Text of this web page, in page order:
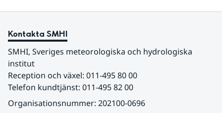
Kontakta SMHI
SMHI, Sveriges meteorologiska och hydrologiska
institut
Reception och växel: 011-495 80 00
Telefon kundtjänst: 011-495 82 00
Organisationsnummer: 202100-0696